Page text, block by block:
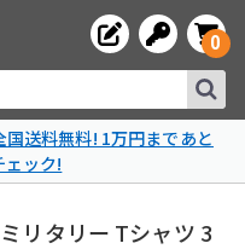
0
国送料無料! 1万円まであと
ック!
リタリー Tシャツ 3